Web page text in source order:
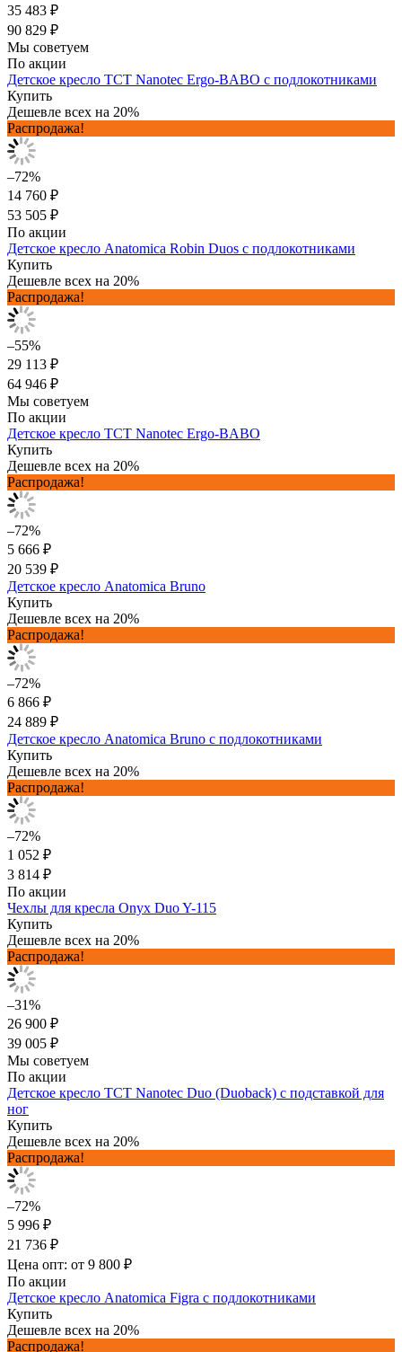
35 483 ₽
90 829 ₽
Мы советуем
По акции
Детское кресло TCT Nanotec Ergo-BABO с подлокотниками
Купить
Дешевле всех на 20%
Распродажа!
–72%
14 760 ₽
53 505 ₽
По акции
Детское кресло Anatomica Robin Duos с подлокотниками
Купить
Дешевле всех на 20%
Распродажа!
–55%
29 113 ₽
64 946 ₽
Мы советуем
По акции
Детское кресло TCT Nanotec Ergo-BABO
Купить
Дешевле всех на 20%
Распродажа!
–72%
5 666 ₽
20 539 ₽
Детское кресло Anatomica Bruno
Купить
Дешевле всех на 20%
Распродажа!
–72%
6 866 ₽
24 889 ₽
Детское кресло Anatomica Bruno с подлокотниками
Купить
Дешевле всех на 20%
Распродажа!
–72%
1 052 ₽
3 814 ₽
По акции
Чехлы для кресла Onyx Duo Y-115
Купить
Дешевле всех на 20%
Распродажа!
–31%
26 900 ₽
39 005 ₽
Мы советуем
По акции
Детское кресло TCT Nanotec Duo (Duoback) с подставкой для
ног
Купить
Дешевле всех на 20%
Распродажа!
–72%
5 996 ₽
21 736 ₽
Цена опт: от 9 800 ₽
По акции
Детское кресло Anatomica Figra с подлокотниками
Купить
Дешевле всех на 20%
Распродажа!